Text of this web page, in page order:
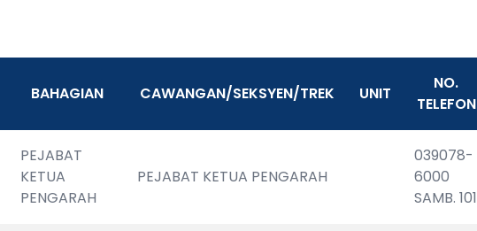
BAHAGIAN CAWANGAN/SEKSYEN/TREK UNIT
NO.
TELEFON
PEJABAT
KETUA
PENGARAH
PEJABAT KETUA PENGARAH
039078-
6000
SAMB. 101